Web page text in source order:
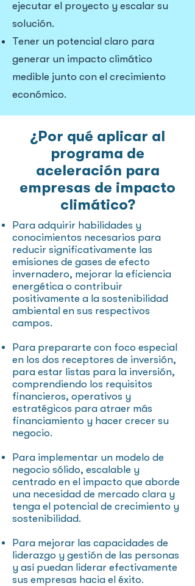
ejecutar el proyecto y escalar su
solución.
Tener un potencial claro para
generar un impacto climático
medible junto con el crecimiento
económico.
¿Por qué aplicar al
programa de
aceleración para
empresas de impacto
climático?
Para adquirir habilidades y
conocimientos necesarios para
reducir significativamente las
emisiones de gases de efecto
invernadero, mejorar la eficiencia
energética o contribuir
positivamente a la sostenibilidad
ambiental en sus respectivos
campos.
Para prepararte con foco especial
en los dos receptores de inversión,
para estar listas para la inversión,
comprendiendo los requisitos
financieros, operativos y
estratégicos para atraer más
financiamiento y hacer crecer su
negocio.
Para implementar un modelo de
negocio sólido, escalable y
centrado en el impacto que aborde
una necesidad de mercado clara y
tenga el potencial de crecimiento y
sostenibilidad.
Para mejorar las capacidades de
liderazgo y gestión de las personas
y así puedan liderar efectivamente
sus empresas hacia el éxito.